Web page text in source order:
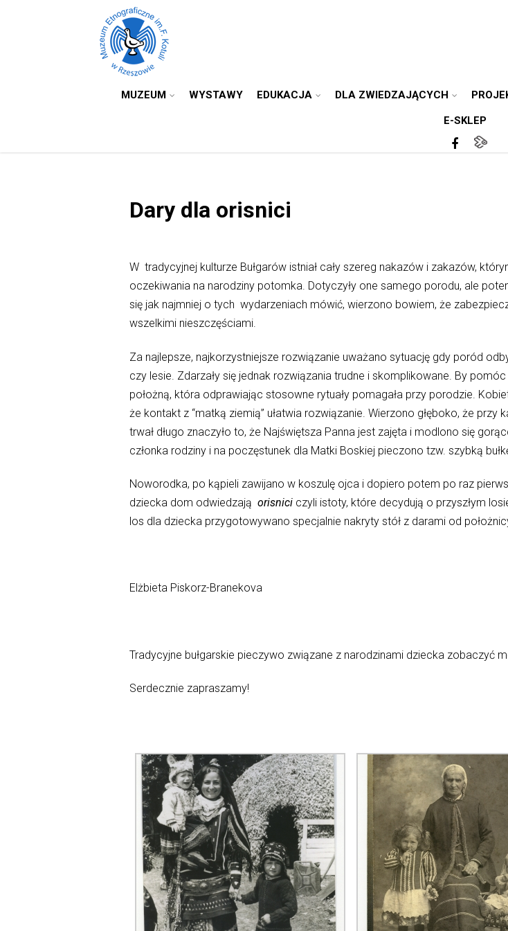
MUZEUM WYSTAWY EDUKACJA DLA ZWIEDZAJĄCYCH
E-SKLEP
Dary dla orisnici
W tradycyjnej kulturze Bułgarów istniał cały szereg nakazów i zakazów,
oczekiwania na narodziny potomka. Dotyczyły one samego porodu, ale
się jak najmniej o tych wydarzeniach mówić, wierzono bowiem, że
wszelkimi nieszczęściami.
Za najlepsze, najkorzystniejsze rozwiązanie uważano sytuację gdy poród
czy lesie. Zdarzały się jednak rozwiązania trudne i skomplikowane. By
położną, która odprawiając stosowne rytuały pomagała przy porodzie.
że kontakt z “matką ziemią” ułatwia rozwiązanie. Wierzono głęboko, że
trwał długo znaczyło to, że Najświętsza Panna jest zajęta i modlono się
członka rodziny i na poczęstunek dla Matki Boskiej pieczono tzw. szybką
Noworodka, po kąpieli zawijano w koszulę ojca i dopiero potem po raz
dziecka dom odwiedzają orisniciczyli istoty, które decydują o przyszłym
los dla dziecka przygotowywano specjalnie nakryty stół z darami od
Elżbieta Piskorz-Branekova
Tradycyjne bułgarskie pieczywo związane z narodzinami dziecka zobaczyć
Serdecznie zapraszamy!